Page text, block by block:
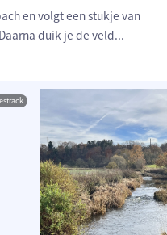
en volgt een stukje van
duik je de veld...